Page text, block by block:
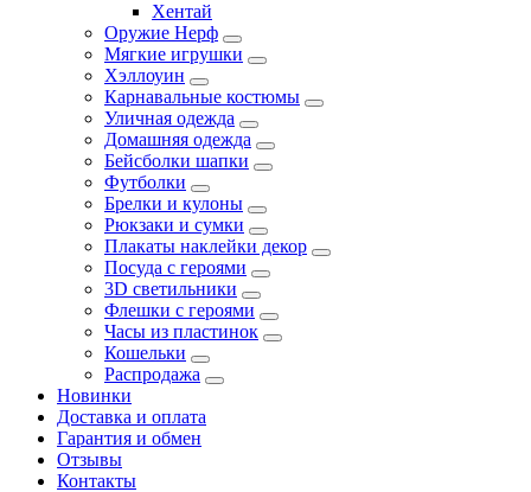
Хентай
Оружие Нерф
Мягкие игрушки
Хэллоуин
Карнавальные костюмы
Уличная одежда
Домашняя одежда
Бейсболки шапки
Футболки
Брелки и кулоны
Рюкзаки и сумки
Плакаты наклейки декор
Посуда с героями
3D светильники
Флешки с героями
Часы из пластинок
Кошельки
Распродажа
Новинки
Доставка и оплата
Гарантия и обмен
Отзывы
Контакты